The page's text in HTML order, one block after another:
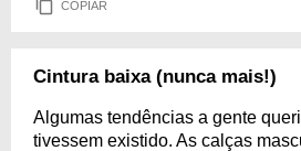
COPIAR
Cintura baixa (nunca mais!)
Algumas tendências a gente
tivessem existido. As calças